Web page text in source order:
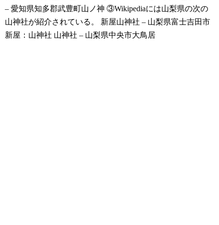
– 愛知県知多郡武豊町山ノ神 ③Wikipediaには山梨県の次の
山神社が紹介されている。
新屋山神社 – 山梨県富士吉田市
新屋：山神社 山神社 – 山梨県中央市大鳥居